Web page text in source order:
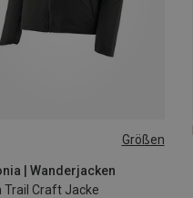
Größen
| Wanderjacken
Trail Craft Jacke